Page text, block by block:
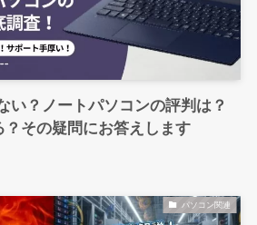
い？ノートパソコンの評判は？
その疑問にお答えします
パソコン関連